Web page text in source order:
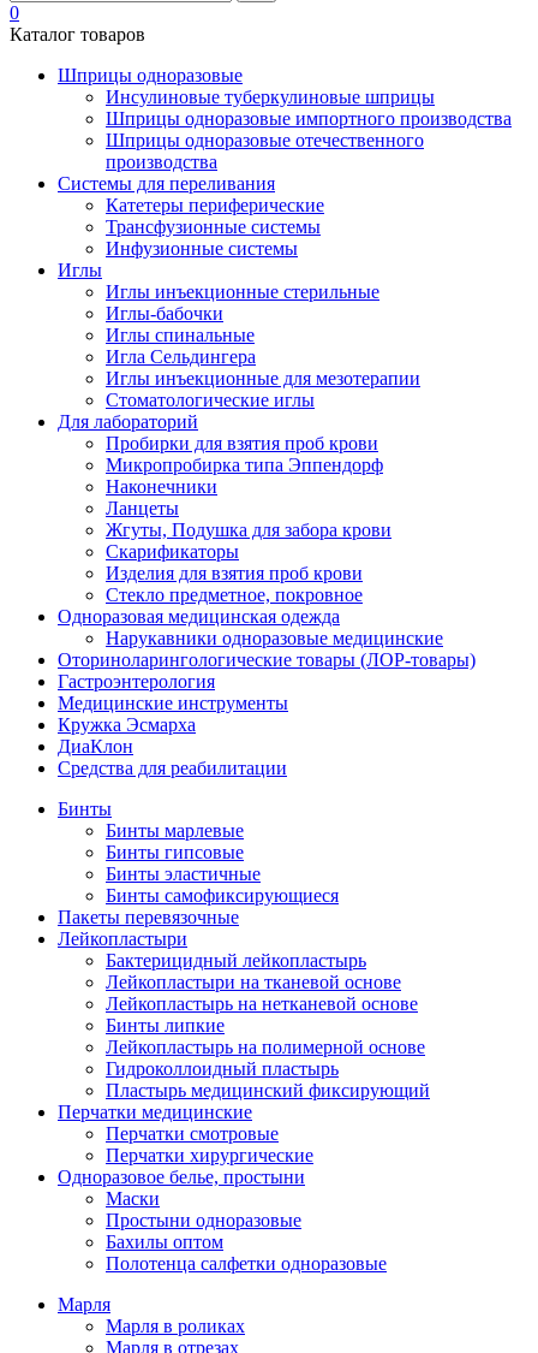
0
Каталог товаров
Шприцы одноразовые
Инсулиновые туберкулиновые шприцы
Шприцы одноразовые импортного производства
Шприцы одноразовые отечественного
производства
Системы для переливания
Катетеры периферические
Трансфузионные системы
Инфузионные системы
Иглы
Иглы инъекционные стерильные
Иглы-бабочки
Иглы спинальные
Игла Сельдингера
Иглы инъекционные для мезотерапии
Стоматологические иглы
Для лабораторий
Пробирки для взятия проб крови
Микропробирка типа Эппендорф
Наконечники
Ланцеты
Жгуты, Подушка для забора крови
Скарификаторы
Изделия для взятия проб крови
Стекло предметное, покровное
Одноразовая медицинская одежда
Нарукавники одноразовые медицинские
Оториноларингологические товары (ЛОР-товары)
Гастроэнтерология
Медицинские инструменты
Кружка Эсмарха
ДиаКлон
Средства для реабилитации
Бинты
Бинты марлевые
Бинты гипсовые
Бинты эластичные
Бинты самофиксирующиеся
Пакеты перевязочные
Лейкопластыри
Бактерицидный лейкопластырь
Лейкопластыри на тканевой основе
Лейкопластырь на нетканевой основе
Бинты липкие
Лейкопластырь на полимерной основе
Гидроколлоидный пластырь
Пластырь медицинский фиксирующий
Перчатки медицинские
Перчатки смотровые
Перчатки хирургические
Одноразовое белье, простыни
Маски
Простыни одноразовые
Бахилы оптом
Полотенца салфетки одноразовые
Марля
Марля в роликах
Марля в отрезах